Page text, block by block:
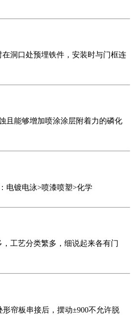
洞口处预埋铁件，安装时与门框连
能够增加喷涂涂层附着力的磷化
电镀电泳>喷漆喷塑>化学
工艺分类繁多，细说起来各有门
帘板串接后，摆动±900不允许脱